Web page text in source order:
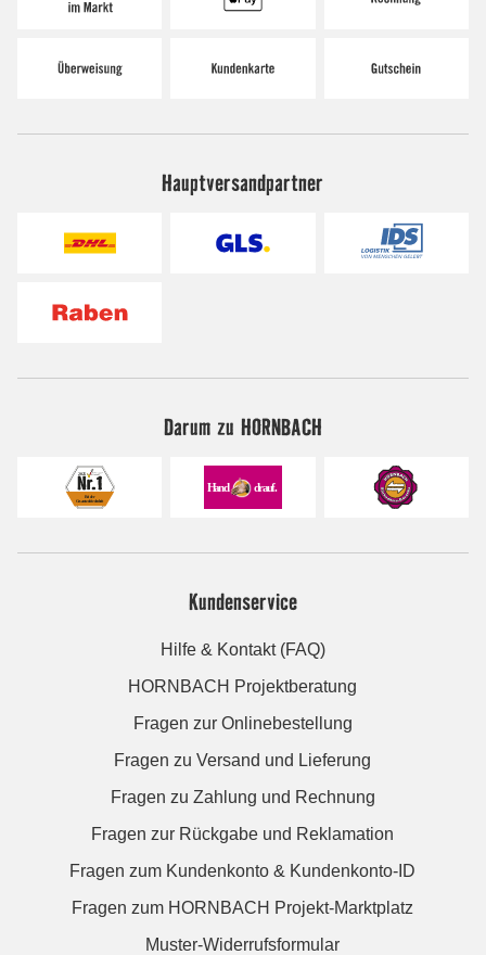
Hauptversandpartner
Darum zu HORNBACH
Kundenservice
Hilfe & Kontakt (FAQ)
HORNBACH Projektberatung
Fragen zur Onlinebestellung
Fragen zu Versand und Lieferung
Fragen zu Zahlung und Rechnung
Fragen zur Rückgabe und Reklamation
Fragen zum Kundenkonto & Kundenkonto-ID
Fragen zum HORNBACH Projekt-Marktplatz
Muster-Widerrufsformular